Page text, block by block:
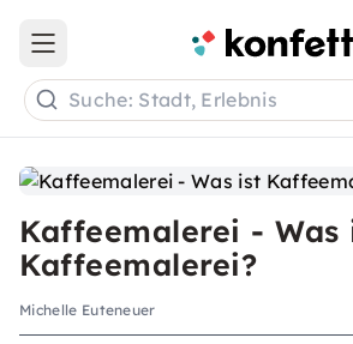
Kaffeemalerei - Was
Kaffeemalerei?
Michelle Euteneuer
Open main menu
Suche: Stadt, Erlebnis